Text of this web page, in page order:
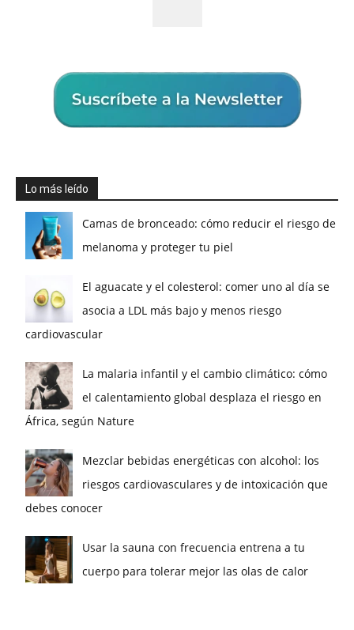
Lo más leído
Camas de bronceado: cómo reducir el riesgo de
melanoma y proteger tu piel
El aguacate y el colesterol: comer uno al día se
asocia a LDL más bajo y menos riesgo
cardiovascular
La malaria infantil y el cambio climático: cómo
el calentamiento global desplaza el riesgo en
África, según Nature
Mezclar bebidas energéticas con alcohol: los
riesgos cardiovasculares y de intoxicación que
debes conocer
Usar la sauna con frecuencia entrena a tu
cuerpo para tolerar mejor las olas de calor